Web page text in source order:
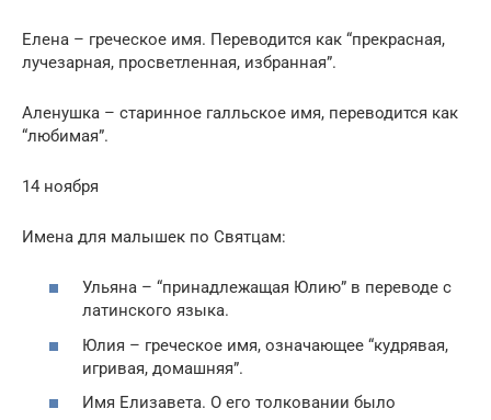
Елена – греческое имя. Переводится как “прекрасная,
лучезарная, просветленная, избранная”.
Аленушка – старинное галльское имя, переводится как
“любимая”.
14 ноября
Имена для малышек по Святцам:
Ульяна – “принадлежащая Юлию” в переводе с
латинского языка.
Юлия – греческое имя, означающее “кудрявая,
игривая, домашняя”.
Имя Елизавета. О его толковании было